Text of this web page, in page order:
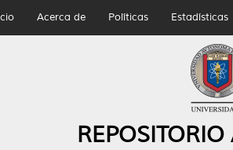
Acerca de Políticas Estadísticas